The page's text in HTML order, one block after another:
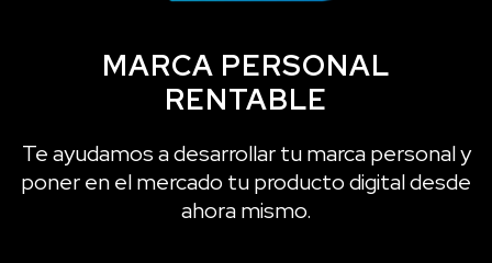
MARCA PERSONAL
RENTABLE
Te ayudamos a desarrollar tu marca personal y
poner en el mercado tu producto digital desde
ahora mismo.